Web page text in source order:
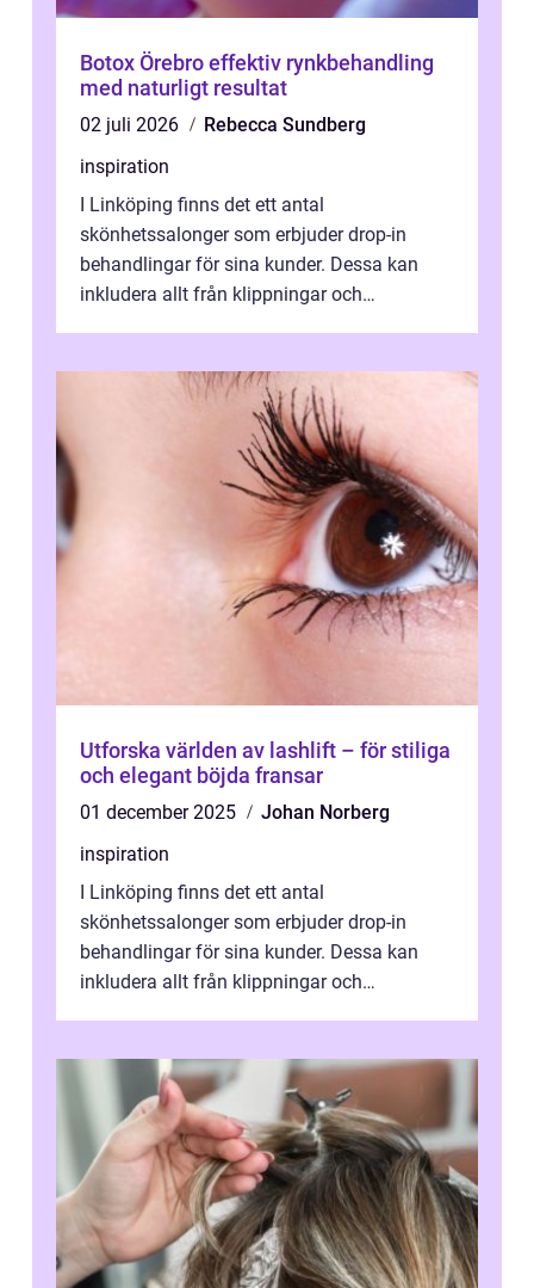
Botox Örebro effektiv rynkbehandling
med naturligt resultat
02 juli 2026
Rebecca Sundberg
inspiration
I Linköping finns det ett antal
skönhetssalonger som erbjuder drop-in
behandlingar för sina kunder. Dessa kan
inkludera allt från klippningar och
Utforska världen av lashlift – för stiliga
och elegant böjda fransar
01 december 2025
Johan Norberg
inspiration
I Linköping finns det ett antal
skönhetssalonger som erbjuder drop-in
behandlingar för sina kunder. Dessa kan
inkludera allt från klippningar och